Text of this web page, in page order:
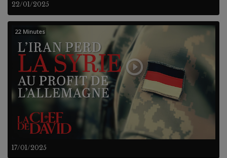
22/01/2025
17/01/2025
22 Minutes